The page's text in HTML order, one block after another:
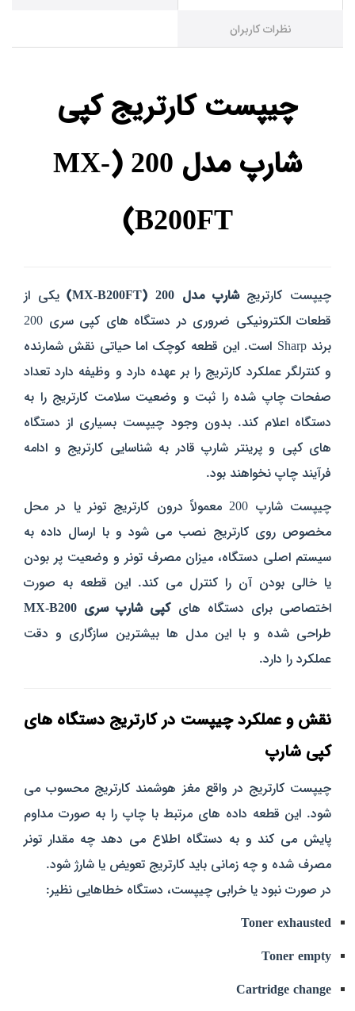
نظرات کاربران
چیپست کارتریج کپی
شارپ مدل 200 (MX-
B200FT)
چیپست کارتریجشارپ مدل 200 (MX-B200FT)
یکی از
قطعات الکترونیکی ضروری در دستگاه‌ های کپی سری 200
برند Sharp است. این قطعه کوچک اما حیاتی نقش شمارنده
و کنترلگر عملکرد کارتریج را بر عهده دارد و وظیفه دارد تعداد
صفحات چاپ‌ شده را ثبت و وضعیت سلامت کارتریج را به
دستگاه اعلام کند. بدون وجود چیپست بسیاری از دستگاه‌
های کپی و پرینتر شارپ قادر به شناسایی کارتریج و ادامه
فرآیند چاپ نخواهند بود.
چیپست شارپ 200 معمولاً درون کارتریج تونر یا در محل
مخصوص روی کارتریج نصب می‌ شود و با ارسال داده به
سیستم اصلی دستگاه، میزان مصرف تونر و وضعیت پر بودن
یا خالی بودن آن را کنترل می‌ کند. این قطعه به‌ صورت
اختصاصی برای دستگاه‌ هایکپی شارپ سری MX-B200
طراحی شده و با این مدل‌ ها بیشترین سازگاری و دقت
عملکرد را دارد.
نقش و عملکرد چیپست در کارتریج دستگاه‌ های
کپی شارپ
چیپست کارتریج در واقع مغز هوشمند کارتریج محسوب می‌
شود. این قطعه داده‌ های مرتبط با چاپ را به صورت مداوم
پایش می‌ کند و به دستگاه اطلاع می‌ دهد چه مقدار تونر
مصرف شده و چه زمانی باید کارتریج تعویض یا شارژ شود.
در صورت نبود یا خرابی چیپست، دستگاه خطاهایی نظیر:
Toner exhausted
Toner empty
Cartridge change